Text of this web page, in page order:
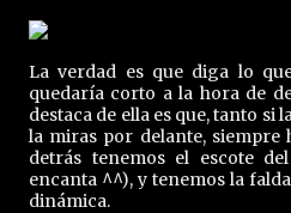
La verdad es que diga lo
quedaría corto a la hora de
destaca de ella es que, tanto si
la miras por delante, siempre
detrás tenemos el escote
encanta ^^), y tenemos la
dinámica.